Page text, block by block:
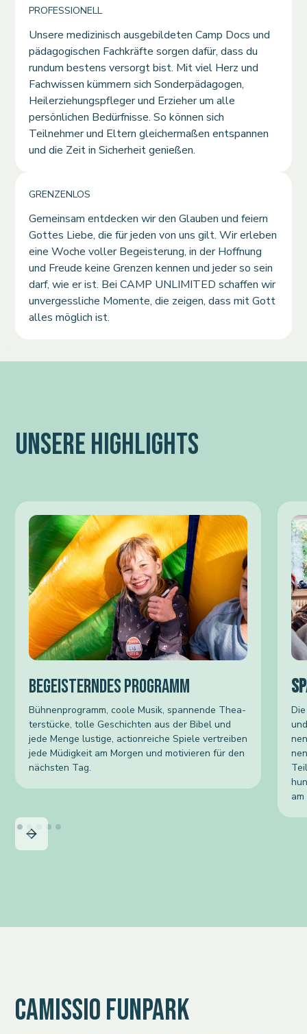
PROFESSIONELL
Unsere medizinisch ausgebildeten Camp Docs und
pädagogischen Fachkräfte sorgen dafür, dass du
rundum bestens versorgt bist. Mit viel Herz und
Fachwissen kümmern sich Sonderpädagogen,
Heilerziehungspfleger und Erzieher um alle
persönlichen Bedürfnisse. So können sich
Teilnehmer und Eltern gleichermaßen entspannen
und die Zeit in Sicherheit genießen.
GRENZENLOS
Gemeinsam entdecken wir den Glauben und feiern
Gottes Liebe, die für jeden von uns gilt. Wir erleben
eine Woche voller Begeisterung, in der Hoffnung
und Freude keine Grenzen kennen und jeder so sein
darf, wie er ist. Bei CAMP UNLIMITED schaffen wir
unvergessliche Momente, die zeigen, dass mit Gott
alles möglich ist.
UNSERE HIGHLIGHTS
BEGEISTERNDES PROGRAMM
Bühnenprogramm, coole Musik, span­nende Thea­
ter­stü­cke, tolle Geschich­ten aus der Bibel und
jede Menge lus­tige, action­rei­che Spiele ver­trei­ben
jede Müdig­keit am Mor­gen und moti­vie­ren für den
nächs­ten Tag.
CAMISSIO FUNPARK